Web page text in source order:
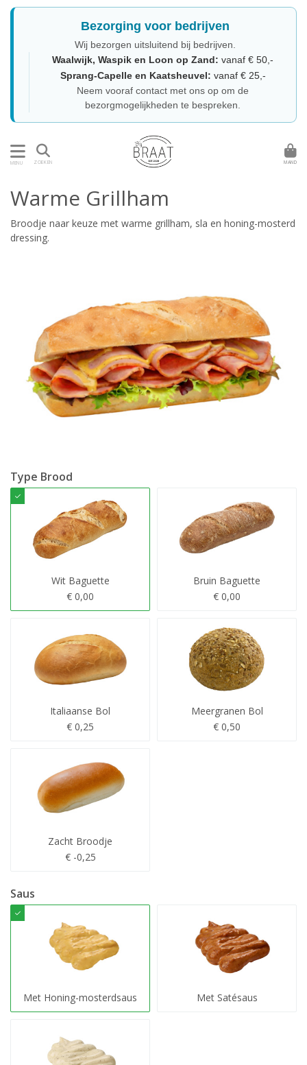
Bezorging voor bedrijven
Wij bezorgen uitsluitend bij bedrijven.
Waalwijk, Waspik en Loon op Zand: vanaf € 50,-
Sprang-Capelle en Kaatsheuvel: vanaf € 25,-
Neem vooraf contact met ons op om de
bezorgmogelijkheden te bespreken.
MENU ZOEKEN MAND
Warme Grillham
Broodje naar keuze met warme grillham, sla en honing-mosterd
dressing.
Type Brood
Wit Baguette
€ 0,00
Bruin Baguette
€ 0,00
Italiaanse Bol
€ 0,25
Meergranen Bol
€ 0,50
Zacht Broodje
€ -0,25
Saus
Met Honing-mosterdsaus Met Satésaus